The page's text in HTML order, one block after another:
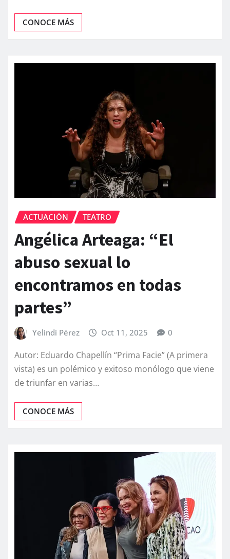
CONOCE MÁS
ACTUACIÓN TEATRO
Angélica Arteaga: “El
abuso sexual lo
encontramos en todas
partes”
Yelindi Pérez Oct 11, 2025 0
Autor: Eduardo Chapellín “Prima Facie” (A primera
vista) es un polémico y exitoso monólogo que viene
de triunfar en varias…
CONOCE MÁS